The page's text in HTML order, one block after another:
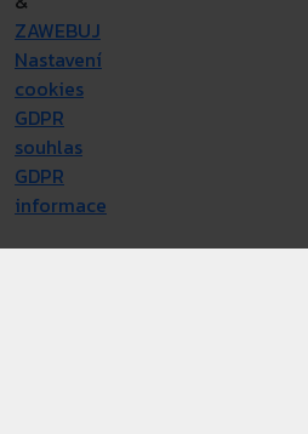
ZAWEBUJ
Nastavení
cookies
GDPR
souhlas
GDPR
informace